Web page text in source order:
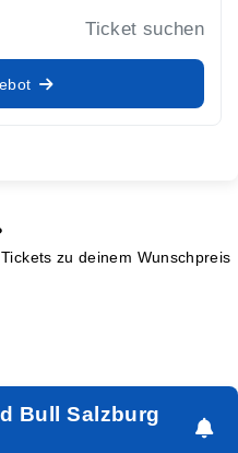
Ticket suchen
zu deinem Wunschpreis
Bull Salzburg